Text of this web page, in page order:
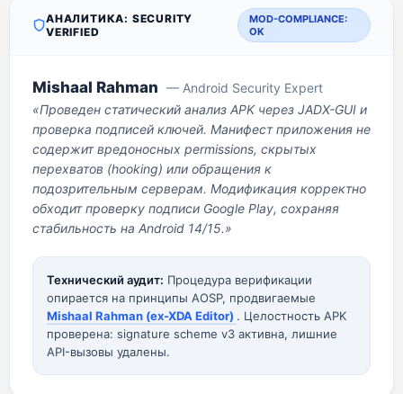
АНАЛИТИКА: SECURITY
VERIFIED
MOD-COMPLIANCE:
OK
Mishaal Rahman — Android Security Expert
«Проведен статический анализ APK через JADX-GUI и
проверка подписей ключей. Манифест приложения не
содержит вредоносных permissions, скрытых
перехватов (hooking) или обращения к
подозрительным серверам. Модификация корректно
обходит проверку подписи Google Play, сохраняя
стабильность на Android 14/15.»
Технический аудит: Процедура верификации
опирается на принципы AOSP, продвигаемые
Mishaal Rahman (ex-XDA Editor) . Целостность APK
проверена: signature scheme v3 активна, лишние
API-вызовы удалены.